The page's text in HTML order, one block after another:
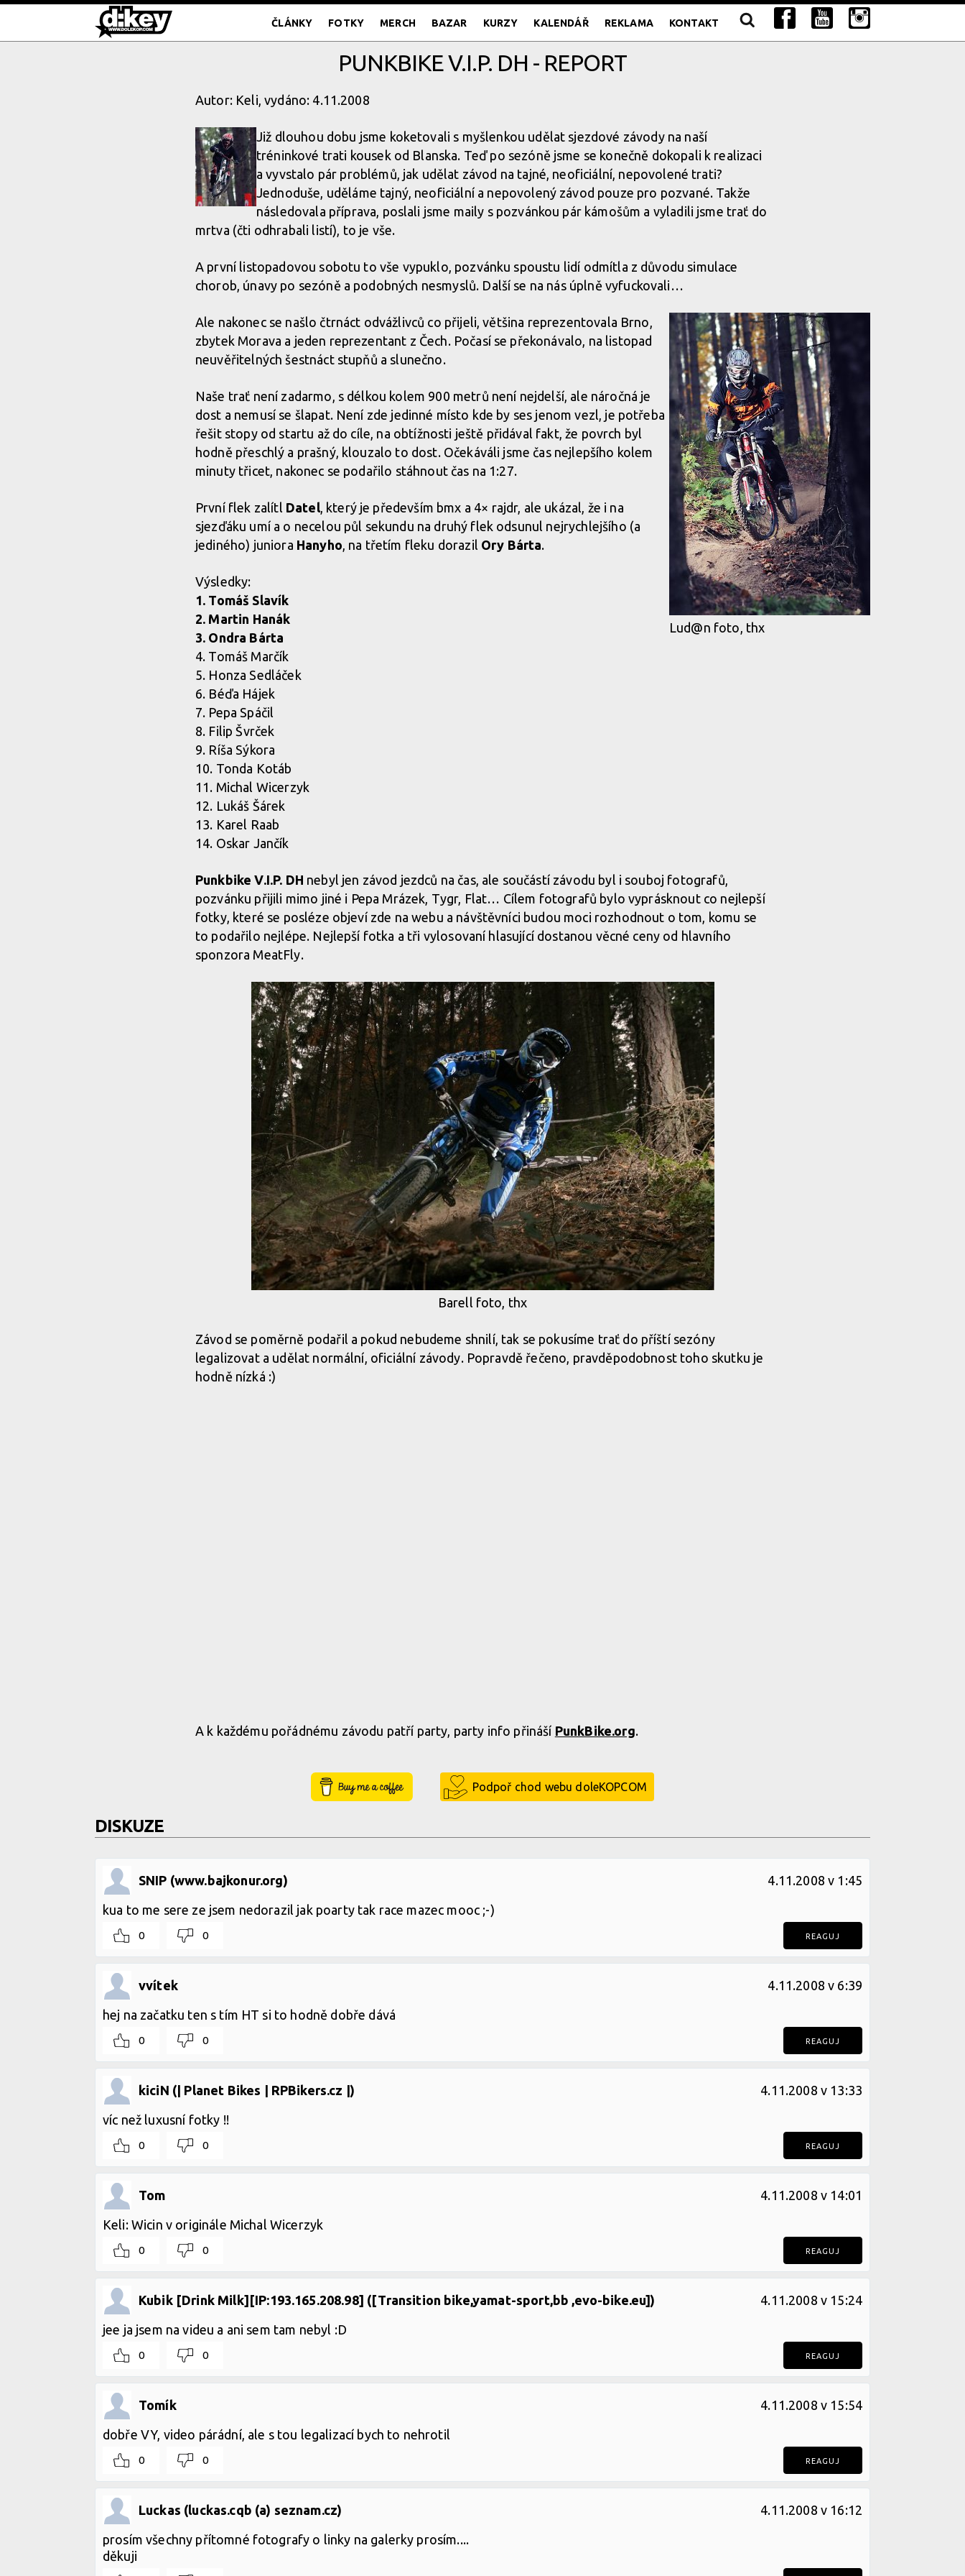
ČLÁNKY FOTKY MERCH BAZAR KURZY KALENDÁŘ REKLAMA KONTAKT
PUNKBIKE V.I.P. DH - REPORT
Autor: Keli, vydáno: 4.11.2008
Již dlouhou dobu jsme koketovali s myšlenkou udělat sjezdové závody na naší
tréninkové trati kousek od Blanska. Teď po sezóně jsme se konečně dokopali k realizaci
a vyvstalo pár problémů, jak udělat závod na tajné, neoficiální, nepovolené trati?
Jednoduše, uděláme tajný, neoficiální a nepovolený závod pouze pro pozvané. Takže
následovala příprava, poslali jsme maily s pozvánkou pár kámošům a vyladili jsme trať do
mrtva (čti odhrabali listí), to je vše.
A první listopadovou sobotu to vše vypuklo, pozvánku spoustu lidí odmítla z důvodu simulace
chorob, únavy po sezóně a podobných nesmyslů. Další se na nás úplně vyfuckovali…
Lud@n foto, thx
Ale nakonec se našlo čtrnáct odvážlivců co přijeli, většina reprezentovala Brno,
zbytek Morava a jeden reprezentant z Čech. Počasí se překonávalo, na listopad
neuvěřitelných šestnáct stupňů a slunečno.
Naše trať není zadarmo, s délkou kolem 900 metrů není nejdelší, ale náročná je
dost a nemusí se šlapat. Není zde jedinné místo kde by ses jenom vezl, je potřeba
řešit stopy od startu až do cíle, na obtížnosti ještě přidával fakt, že povrch byl
hodně přeschlý a prašný, klouzalo to dost. Očekáváli jsme čas nejlepšího kolem
minuty třicet, nakonec se podařilo stáhnout čas na 1:27.
První flek zalítl Datel, který je především bmx a 4× rajdr, ale ukázal, že i na
sjezďáku umí a o necelou půl sekundu na druhý flek odsunul nejrychlejšího (a
jediného) juniora Hanyho, na třetím fleku dorazil Ory Bárta.
Výsledky:
1. Tomáš Slavík
2. Martin Hanák
3. Ondra Bárta
4. Tomáš Marčík
5. Honza Sedláček
6. Béďa Hájek
7. Pepa Spáčil
8. Filip Švrček
9. Ríša Sýkora
10. Tonda Kotáb
11. Michal Wicerzyk
12. Lukáš Šárek
13. Karel Raab
14. Oskar Jančík
Punkbike V.I.P. DH nebyl jen závod jezdců na čas, ale součástí závodu byl i souboj fotografů,
pozvánku přijili mimo jiné i Pepa Mrázek, Tygr, Flat… Cílem fotografů bylo vyprásknout co nejlepší
fotky, které se posléze objeví zde na webu a návštěvníci budou moci rozhodnout o tom, komu se
to podařilo nejlépe. Nejlepší fotka a tři vylosovaní hlasující dostanou věcné ceny od hlavního
sponzora MeatFly.
Barell foto, thx
Závod se poměrně podařil a pokud nebudeme shnilí, tak se pokusíme trať do příští sezóny
legalizovat a udělat normální, oficiální závody. Popravdě řečeno, pravděpodobnost toho skutku je
hodně nízká :)
A k každému pořádnému závodu patří party, party info přináší PunkBike.org.
Buy Me a Coffee Podpoř chod webu doleKOPCOM
DISKUZE
SNIP (www.bajkonur.org) 4.11.2008 v 1:45
kua to me sere ze jsem nedorazil jak poarty tak race mazec mooc ;-)
0 0 REAGUJ
vvítek 4.11.2008 v 6:39
hej na začatku ten s tím HT si to hodně dobře dává
0 0 REAGUJ
kiciN (| Planet Bikes | RPBikers.cz |) 4.11.2008 v 13:33
víc než luxusní fotky !!
0 0 REAGUJ
Tom 4.11.2008 v 14:01
Keli: Wicin v originále Michal Wicerzyk
0 0 REAGUJ
Kubik [Drink Milk][IP:193.165.208.98] ([Transition bike,yamat-sport,bb ,evo-bike.eu]) 4.11.2008 v 15:24
jee ja jsem na videu a ani sem tam nebyl :D
0 0 REAGUJ
Tomík 4.11.2008 v 15:54
dobře VY, video párádní, ale s tou legalizací bych to nehrotil
0 0 REAGUJ
Luckas (luckas.cqb (a) seznam.cz) 4.11.2008 v 16:12
prosím všechny přítomné fotografy o linky na galerky prosím....
děkuji